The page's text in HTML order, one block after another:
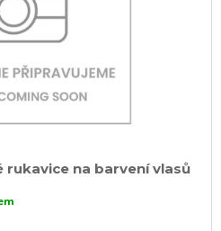
na barvení vlasů